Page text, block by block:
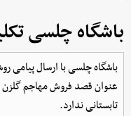
باشگاه چلسی
باشگاه چلسی با ارسال پیامی
عنوان قصد فروش مهاجم گلزن و
تابستانی ندارد.